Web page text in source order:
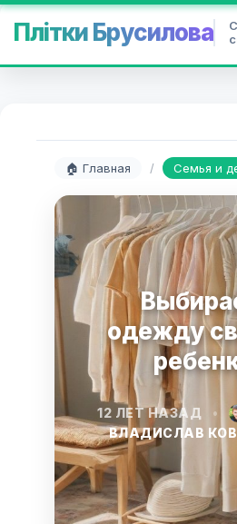
Плітки Брусилова
🏠 Главная / Семья и
одежду
12 ЛЕТ НАЗАД •
ВЛАДИСЛАВ